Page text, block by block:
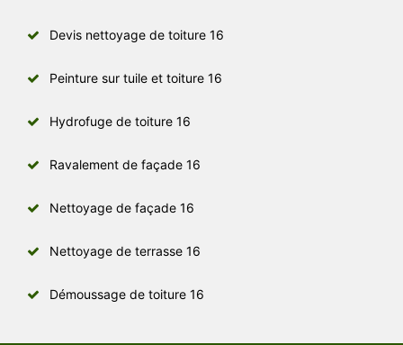
Devis nettoyage de toiture 16
Peinture sur tuile et toiture 16
Hydrofuge de toiture 16
Ravalement de façade 16
Nettoyage de façade 16
Nettoyage de terrasse 16
Démoussage de toiture 16